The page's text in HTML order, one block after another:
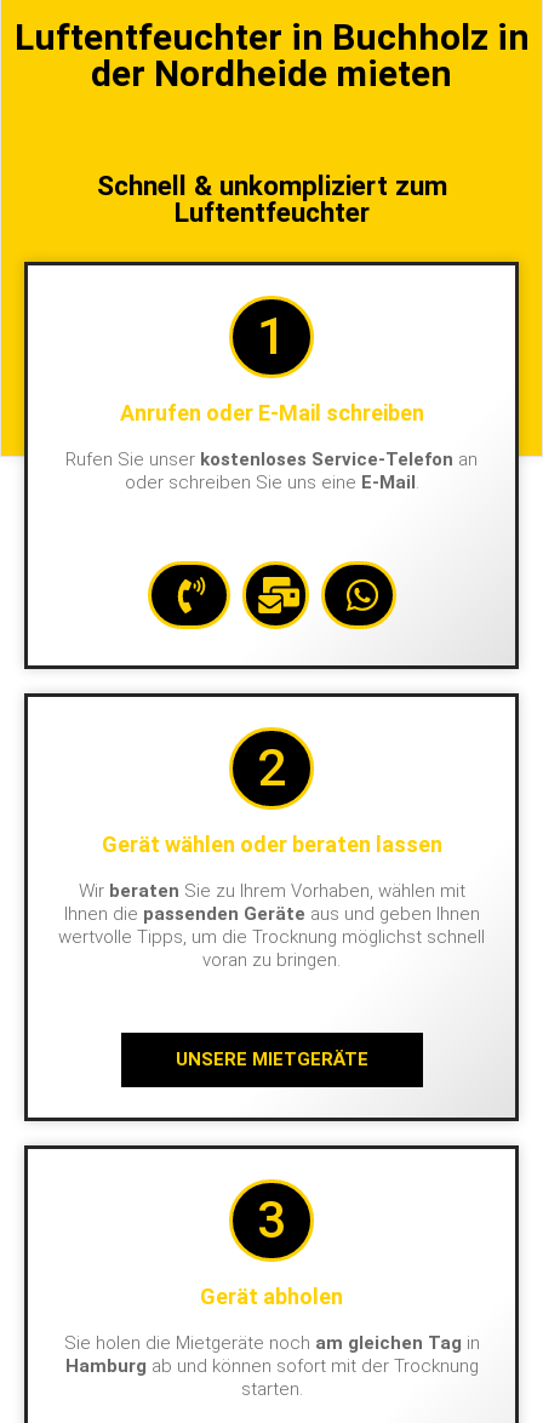
Luftentfeuchter in Buchholz in
der Nordheide mieten
Schnell & unkompliziert zum
Luftentfeuchter
1
Anrufen oder E-Mail schreiben
Rufen Sie unser kostenloses Service-Telefon an
oder schreiben Sie uns eine E-Mail.
2
Gerät wählen oder beraten lassen
Wir beraten Sie zu Ihrem Vorhaben, wählen mit
Ihnen die passenden Geräte aus und geben Ihnen
wertvolle Tipps, um die Trocknung möglichst schnell
voran zu bringen.
UNSERE MIETGERÄTE
3
Gerät abholen
Sie holen die Mietgeräte noch am gleichen Tag in
Hamburg ab und können sofort mit der Trocknung
starten.